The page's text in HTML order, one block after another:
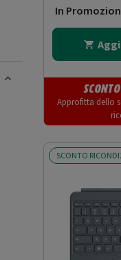
In
Approfitta dello
SCONTO